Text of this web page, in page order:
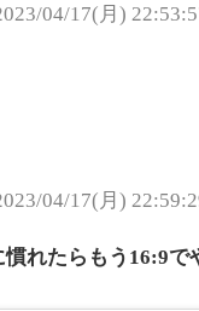
04/17(月)
04/17(月)
れたらもう16:9で